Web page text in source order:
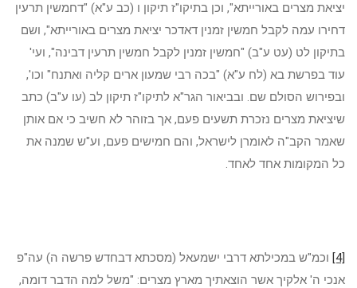
יציאת מצרים באורייתא", וכן בתיקו"ז תיקון ו (כב ע"א) "דחמשין תרעין
דחירו עמה לקבל חמשין זמנין דאדכר יציאת מצרים באורייתא", ושם
בתיקון לט (עט ע"ב) "חמשין זמנין לקבל חמשין תרעין דבינה", ועי'
עוד בפרשת בא (לח ע"א) "בכה רבי שמעון ארים קליה ואתנח" וכו',
ובפירוש הסולם שם. ובביאור הגר"א לתיקו"ז תיקון לב (עו ע"ב) כתב
שיציאת מצרים נזכרת תשעים פעם, אך בזוהר לא חשיב כי אם אותן
שאמר הקב"ה לאומרן לישראל, והם חמישים פעם, וע"ש שמנה את
כל המקומות אחד לאחד.
[4] וכמ"ש במכילתא דרבי ישמעאל (מסכתא דבחדש פרשה ה) עה"פ
אנכי ה' אלקיך אשר הוצאתיך מארץ מצרים: "משל למה הדבר דומה,